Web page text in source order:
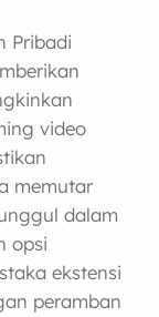
Pribadi
video
memutar
dalam
opsi
ekstensi
peramban